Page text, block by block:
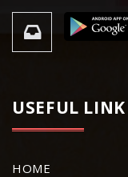
USEFUL LINK
HOME